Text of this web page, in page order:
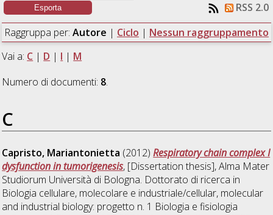
RSS 2.0
Raggruppa per: Autore | Ciclo | Nessun raggruppamento
Vai a: C | D | I | M
Numero di documenti: 8.
C
Capristo, Mariantonietta (2012)Respiratory chain complex I
dysfunction in tumorigenesis, [Dissertation thesis], Alma Mater
Studiorum Università di Bologna. Dottorato di ricerca in
Biologia cellulare, molecolare e industriale/cellular, molecular
and industrial biology: progetto n. 1 Biologia e fisiologia